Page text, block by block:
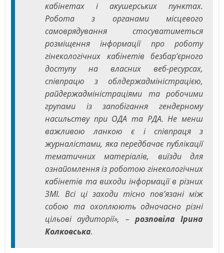
кабінетах і акушерських пунктах.
Робота з органами місцевого
самоврядування стосуватиметься
розміщення інформації про роботу
гінекологічних кабінетів безбар’єрного
доступу на власних веб-ресурсах,
співпрацю з облдержадміністрацією,
райдержадміністраціями та робочими
групами із запобігання гендерному
насильству при ОДА та РДА. Не менш
важливою ланкою є і співпраця з
журналістами, яка передбачає публікації
тематичних матеріалів, виїзди для
ознайомлення із роботою гінекологічних
кабінетів та виходи інформації в різних
ЗМІ. Всі ці заходи тісно пов’язані між
собою та охоплюють одночасно різні
цільові аудиторії», – розповіла Ірина
Колковська.